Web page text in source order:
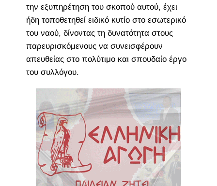
την εξυπηρέτηση του σκοπού αυτού, έχει
ήδη τοποθετηθεί ειδικό κυτίο στο εσωτερικό
του ναού, δίνοντας τη δυνατότητα στους
παρευρισκόμενους να συνεισφέρουν
απευθείας στο πολύτιμο και σπουδαίο έργο
του συλλόγου.